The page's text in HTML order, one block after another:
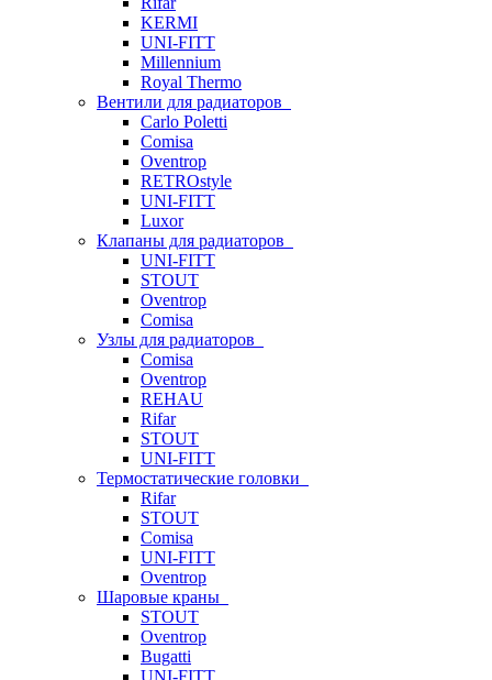
KERMI
UNI-FITT
Millennium
Royal Thermo
Вентили для радиаторов
Carlo Poletti
Comisa
Oventrop
RETROstyle
UNI-FITT
Luxor
Клапаны для радиаторов
UNI-FITT
STOUT
Oventrop
Comisa
Узлы для радиаторов
Comisa
Oventrop
REHAU
Rifar
STOUT
UNI-FITT
Термостатические головки
Rifar
STOUT
Comisa
UNI-FITT
Oventrop
Шаровые краны
STOUT
Oventrop
Bugatti
UNI-FITT